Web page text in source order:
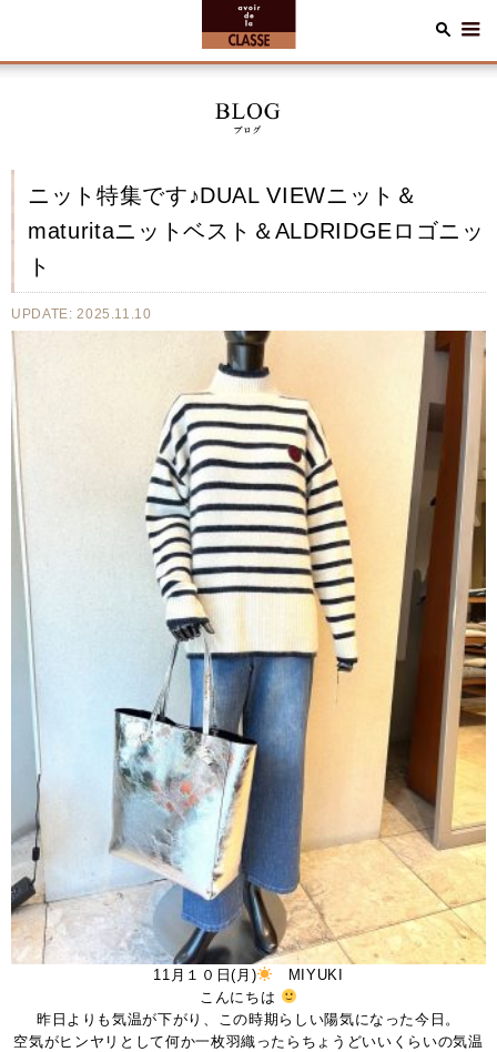
ニット特集です♪DUAL VIEWニット＆
maturitaニットベスト＆ALDRIDGEロゴニッ
ト
UPDATE: 2025.11.10
11月１０日(月)
MIYUKI
こんにちは
昨日よりも気温が下がり、この時期らしい陽気になった今日。
空気がヒンヤリとして何か一枚羽織ったらちょうどいいくらいの気温